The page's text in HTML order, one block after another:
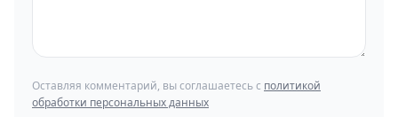
Оставляя комментарий, вы соглашаетесь с политикой
обработки персональных данных